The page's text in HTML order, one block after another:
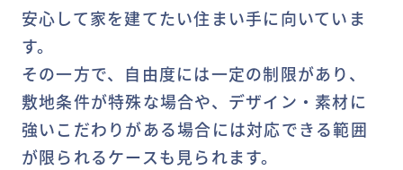
安心して家を建てたい住まい手に向いていま
す。
その一方で、自由度には一定の制限があり、
敷地条件が特殊な場合や、デザイン・素材に
強いこだわりがある場合には対応できる範囲
が限られるケースも見られます。